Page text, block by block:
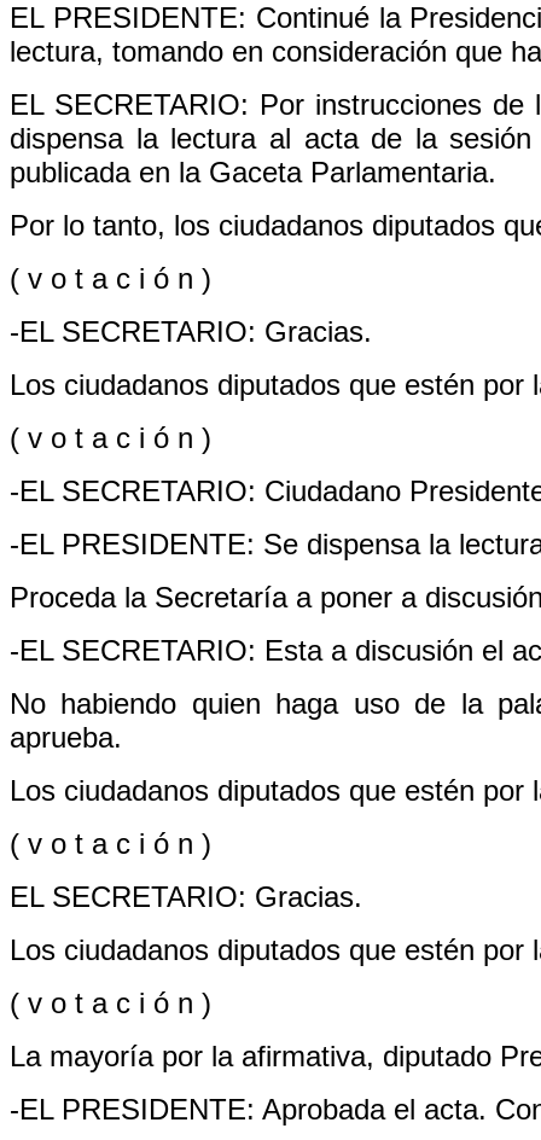
EL PRESIDENTE: Continué la
lectura, tomando en consideración que
EL SECRETARIO: Por instrucciones
dispensa la lectura al acta de la
publicada en la Gaceta Parlamentaria.
Por lo tanto, los ciudadanos diputados
( v o t a c i ó n )
-EL SECRETARIO: Gracias.
Los ciudadanos diputados que estén
( v o t a c i ó n )
-EL SECRETARIO: Ciudadano
-EL PRESIDENTE: Se dispensa la
Proceda la Secretaría a poner a
-EL SECRETARIO: Esta a discusión el
No habiendo quien haga uso de la
aprueba.
Los ciudadanos diputados que estén
( v o t a c i ó n )
EL SECRETARIO: Gracias.
Los ciudadanos diputados que estén
( v o t a c i ó n )
La mayoría por la afirmativa, diputado
-EL PRESIDENTE: Aprobada el acta.